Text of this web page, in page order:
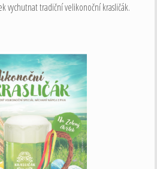
vychutnat tradiční velikonoční krasličák.